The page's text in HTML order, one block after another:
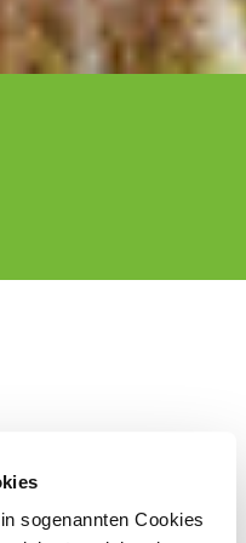
sogenannten Cookies